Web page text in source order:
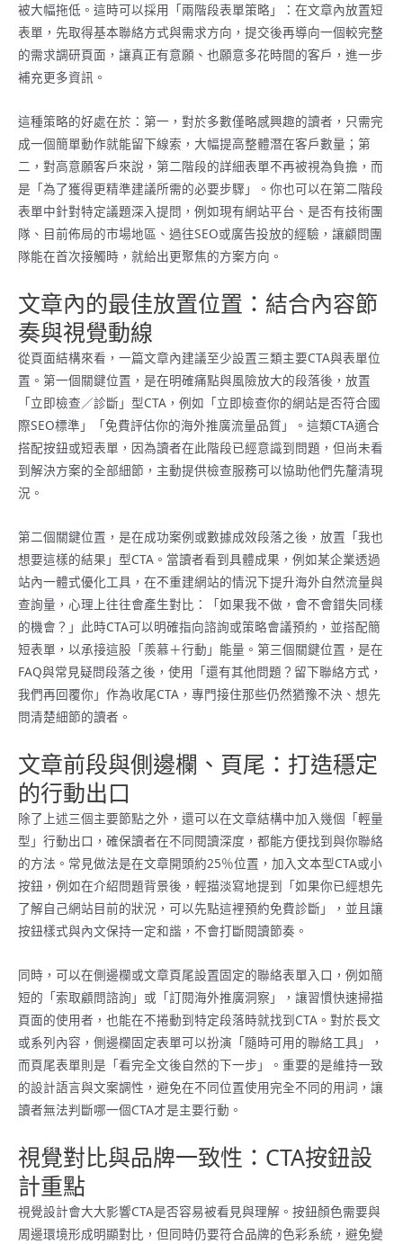
被大幅拖低。這時可以採用「兩階段表單策略」：在文章內放置短
表單，先取得基本聯絡方式與需求方向，提交後再導向一個較完整
的需求調研頁面，讓真正有意願、也願意多花時間的客戶，進一步
補充更多資訊。
這種策略的好處在於：第一，對於多數僅略感興趣的讀者，只需完
成一個簡單動作就能留下線索，大幅提高整體潛在客戶數量；第
二，對高意願客戶來說，第二階段的詳細表單不再被視為負擔，而
是「為了獲得更精準建議所需的必要步驟」。你也可以在第二階段
表單中針對特定議題深入提問，例如現有網站平台、是否有技術團
隊、目前佈局的市場地區、過往SEO或廣告投放的經驗，讓顧問團
隊能在首次接觸時，就給出更聚焦的方案方向。
文章內的最佳放置位置：結合內容節
奏與視覺動線
從頁面結構來看，一篇文章內建議至少設置三類主要CTA與表單位
置。第一個關鍵位置，是在明確痛點與風險放大的段落後，放置
「立即檢查／診斷」型CTA，例如「立即檢查你的網站是否符合國
際SEO標準」「免費評估你的海外推廣流量品質」。這類CTA適合
搭配按鈕或短表單，因為讀者在此階段已經意識到問題，但尚未看
到解決方案的全部細節，主動提供檢查服務可以協助他們先釐清現
況。
第二個關鍵位置，是在成功案例或數據成效段落之後，放置「我也
想要這樣的結果」型CTA。當讀者看到具體成果，例如某企業透過
站內一體式優化工具，在不重建網站的情況下提升海外自然流量與
查詢量，心理上往往會產生對比：「如果我不做，會不會錯失同樣
的機會？」此時CTA可以明確指向諮詢或策略會議預約，並搭配簡
短表單，以承接這股「羨慕＋行動」能量。第三個關鍵位置，是在
FAQ與常見疑問段落之後，使用「還有其他問題？留下聯絡方式，
我們再回覆你」作為收尾CTA，專門接住那些仍然猶豫不決、想先
問清楚細節的讀者。
文章前段與側邊欄、頁尾：打造穩定
的行動出口
除了上述三個主要節點之外，還可以在文章結構中加入幾個「輕量
型」行動出口，確保讀者在不同閱讀深度，都能方便找到與你聯絡
的方法。常見做法是在文章開頭約25％位置，加入文本型CTA或小
按鈕，例如在介紹問題背景後，輕描淡寫地提到「如果你已經想先
了解自己網站目前的狀況，可以先點這裡預約免費診斷」，並且讓
按鈕樣式與內文保持一定和諧，不會打斷閱讀節奏。
同時，可以在側邊欄或文章頁尾設置固定的聯絡表單入口，例如簡
短的「索取顧問諮詢」或「訂閱海外推廣洞察」，讓習慣快速掃描
頁面的使用者，也能在不捲動到特定段落時就找到CTA。對於長文
或系列內容，側邊欄固定表單可以扮演「隨時可用的聯絡工具」，
而頁尾表單則是「看完全文後自然的下一步」。重要的是維持一致
的設計語言與文案調性，避免在不同位置使用完全不同的用詞，讓
讀者無法判斷哪一個CTA才是主要行動。
視覺對比與品牌一致性：CTA按鈕設
計重點
視覺設計會大大影響CTA是否容易被看見與理解。按鈕顏色需要與
周邊環境形成明顯對比，但同時仍要符合品牌的色彩系統，避免變